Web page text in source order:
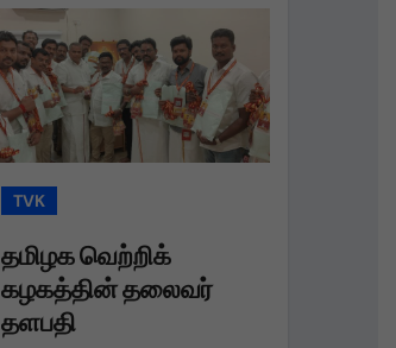
TVK
தமிழக வெற்றிக்
கழகத்தின் தலைவர்
தளபதி அவர்களின்